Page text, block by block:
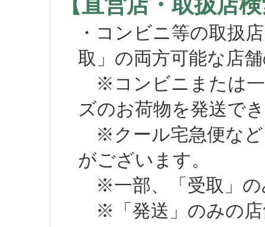
・コンビニ等の取扱
取」の両方可能な店
※コンビニまたは一
ズのお荷物を発送で
※クール宅急便など
がございます。
※一部、「受取」の
※「発送」のみの店